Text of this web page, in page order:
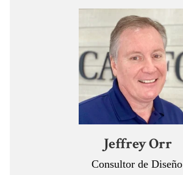
Jeffrey Orr
Consultor de Diseño